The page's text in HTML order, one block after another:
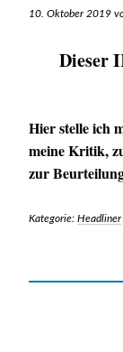
10. Oktober 2019
Dieser
Hier stelle ich
meine Kritik,
zur
Kategorie: Headliner